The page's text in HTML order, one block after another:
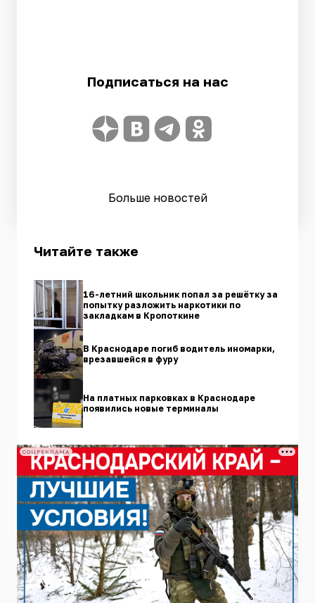
Подписаться на нас
Больше новостей
Читайте также
16-летний школьник попал за решётку за
попытку разложить наркотики по
закладкам в Кропоткине
В Краснодаре погиб водитель иномарки,
врезавшейся в фуру
На платных парковках в Краснодаре
появились новые терминалы
СОЦРЕКЛАМА